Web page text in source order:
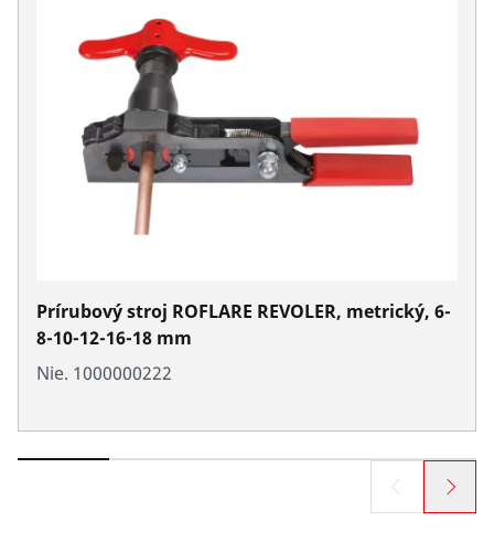
Prírubový stroj ROFLARE REVOLER, metrický, 6-
8-10-12-16-18 mm
Nie. 1000000222